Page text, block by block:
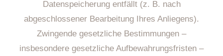
Datenspeicherung entfällt (z. B. nach
abgeschlossener Bearbeitung Ihres Anliegens).
Zwingende gesetzliche Bestimmungen –
insbesondere gesetzliche Aufbewahrungsfristen –